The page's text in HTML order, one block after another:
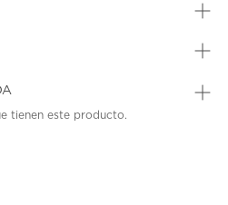
tienen este producto.